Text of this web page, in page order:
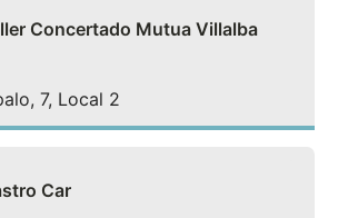
Concertado Mutua Villalba
7, Local 2
Car